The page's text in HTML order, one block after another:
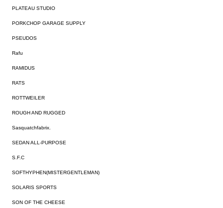
PLATEAU STUDIO
PORKCHOP GARAGE SUPPLY
PSEUDOS
Rafu
RAMIDUS
RATS
ROTTWEILER
ROUGH AND RUGGED
Sasquatchfabrix.
SEDAN ALL-PURPOSE
S.F.C
SOFTHYPHEN(MISTERGENTLEMAN)
SOLARIS SPORTS
SON OF THE CHEESE